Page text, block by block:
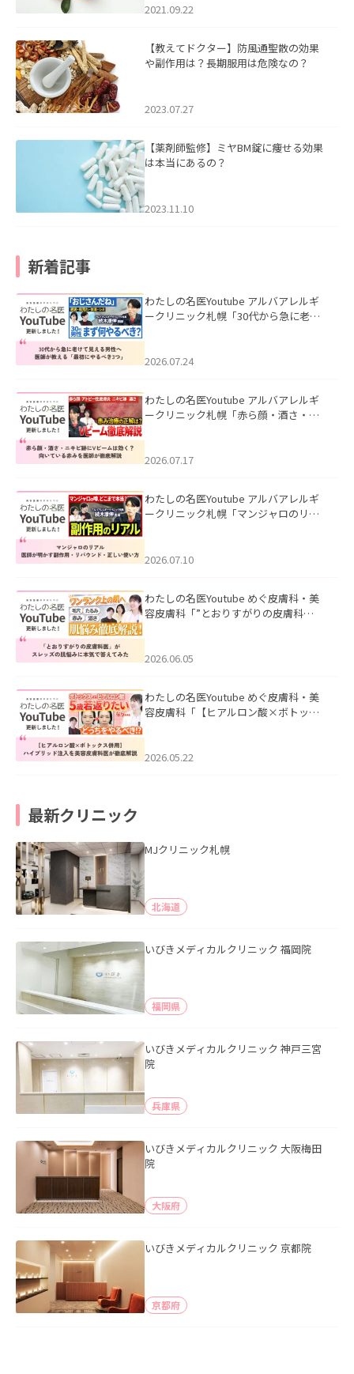
2021.09.22
【教えてドクター】防風通聖散の効果
や副作用は？長期服用は危険なの？
2023.07.27
【薬剤師監修】ミヤBM錠に痩せる効果
は本当にあるの？
2023.11.10
新着記事
わたしの名医Youtube アルバアレルギ
ークリニック札幌「30代から急に老け
た。
2026.07.24
わたしの名医Youtube アルバアレルギ
ークリニック札幌「赤ら顔・酒さ・ニ
した。
2026.07.17
わたしの名医Youtube アルバアレルギ
ークリニック札幌「マンジャロのリア
た。
2026.07.10
わたしの名医Youtube めぐ皮膚科・美
容皮膚科「”とおりすがりの皮膚科
2026.06.05
わたしの名医Youtube めぐ皮膚科・美
容皮膚科「【ヒアルロン酸×ボトック
た。
2026.05.22
最新クリニック
MJクリニック札幌
北海道
いびきメディカルクリニック 福岡院
福岡県
いびきメディカルクリニック 神戸三宮
院
兵庫県
いびきメディカルクリニック 大阪梅田
院
大阪府
いびきメディカルクリニック 京都院
京都府